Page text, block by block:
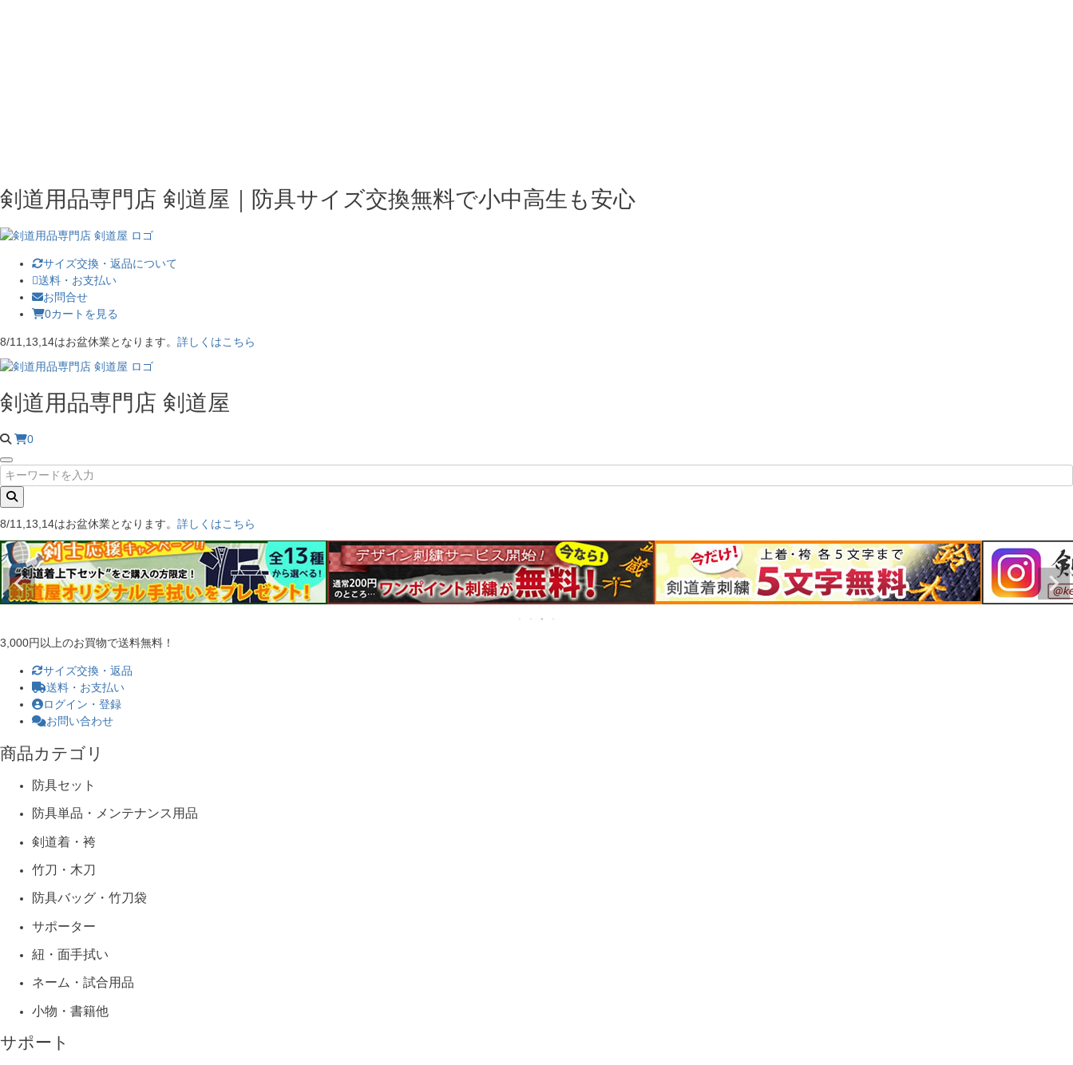
剣道用品専門店 剣道屋｜防具サイズ交換無料で小中高生も安心
サイズ交換・返品について
送料・お支払い
お問合せ
0カートを見る
8/11,13,14はお盆休業となります。 詳しくはこちら
剣道用品専門店 剣道屋
0
8/11,13,14はお盆休業となります。 詳しくはこちら
3,000円以上のお買物で送料無料！
サイズ交換・返品
送料・お支払い
ログイン・登録
お問い合わせ
商品カテゴリ
防具セット
防具単品・メンテナンス用品
剣道着・袴
竹刀・木刀
防具バッグ・竹刀袋
サポーター
紐・面手拭い
ネーム・試合用品
小物・書籍他
サポート